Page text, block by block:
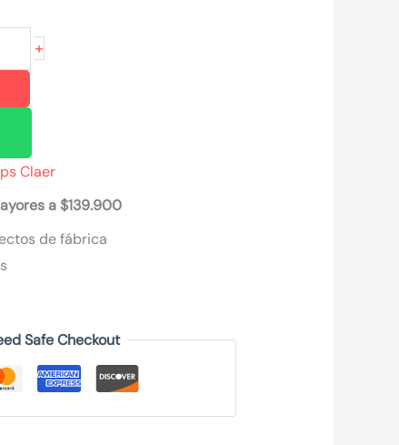
+
Claer
a $139.900
de fábrica
Safe Checkout